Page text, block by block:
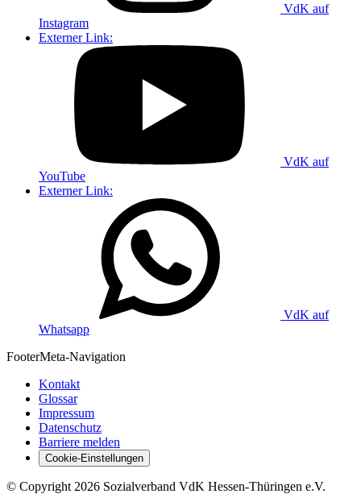
VdK auf
Instagram
Externer Link:
VdK auf
YouTube
Externer Link:
VdK auf
Whatsapp
FooterMeta-Navigation
Kontakt
Glossar
Impressum
Datenschutz
Barriere melden
Cookie-Einstellungen
© Copyright 2026 Sozialverband VdK Hessen-Thüringen e.V.